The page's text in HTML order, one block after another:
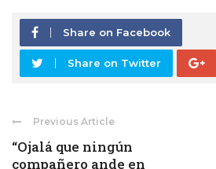
Share on Facebook
Share on Twitter
Previous Article
“Ojalá que ningún
compañero ande en